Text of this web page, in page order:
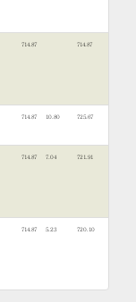
714.87 714.87
714.87 10.80 725.67
714.87 7.04 721.91
714.87 5.23 720.10